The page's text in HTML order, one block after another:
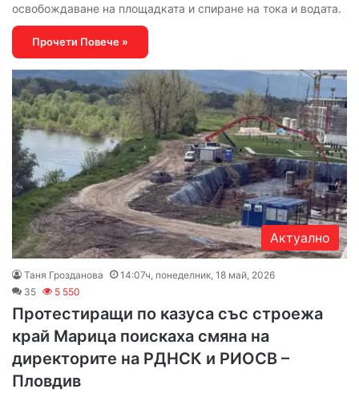
освобождаване на площадката и спиране на тока и водата.
Прочети Повече »
Актуално
Таня Грозданова
14:07ч, понеделник, 18 май, 2026
35
5 550
Протестиращи по казуса със строежа
край Марица поискаха смяна на
директорите на РДНСК и РИОСВ –
Пловдив